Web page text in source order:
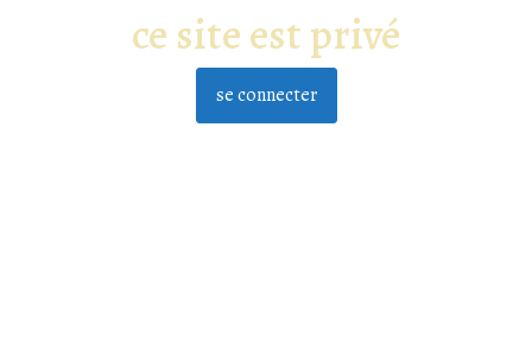
ce site est privé
se connecter